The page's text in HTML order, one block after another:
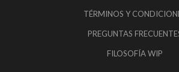
TÉRMINOS Y
PREGUNTAS
FILOSOFÍA WIP